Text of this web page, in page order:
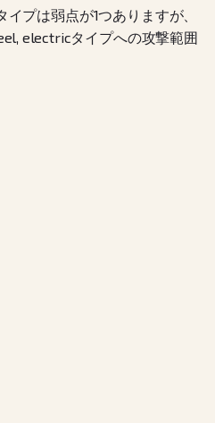
プは弱点が1つありますが、
electricタイプへの攻撃範囲